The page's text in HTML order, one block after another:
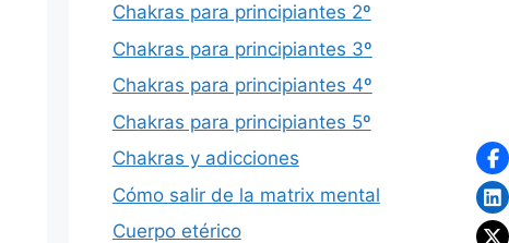
Chakras para principiantes 2º
Chakras para principiantes 3º
Chakras para principiantes 4º
Chakras para principiantes 5º
Chakras y adicciones
Cómo salir de la matrix mental
Cuerpo etérico